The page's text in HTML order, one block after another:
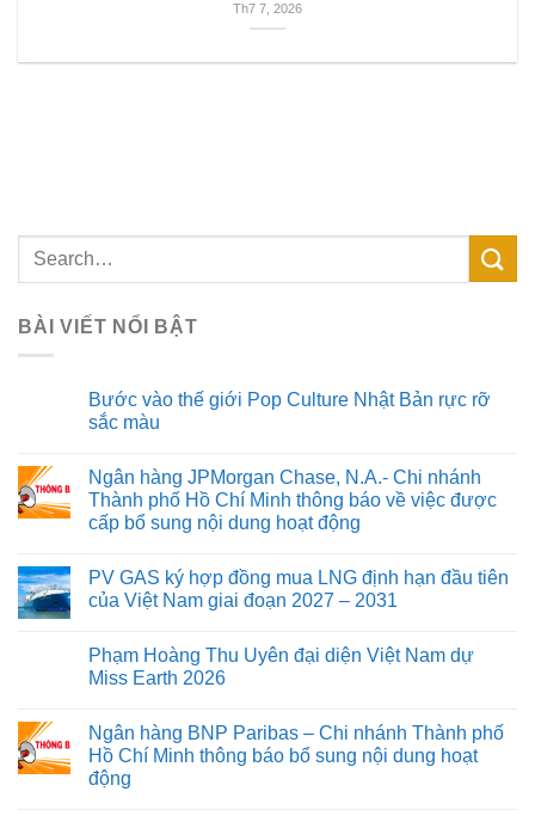
Th7 7, 2026
BÀI VIẾT NỔI BẬT
Bước vào thế giới Pop Culture Nhật Bản rực rỡ
sắc màu
Ngân hàng JPMorgan Chase, N.A.- Chi nhánh
Thành phố Hồ Chí Minh thông báo về việc được
cấp bổ sung nội dung hoạt động
PV GAS ký hợp đồng mua LNG định hạn đầu tiên
của Việt Nam giai đoạn 2027 – 2031
Phạm Hoàng Thu Uyên đại diện Việt Nam dự
Miss Earth 2026
Ngân hàng BNP Paribas – Chi nhánh Thành phố
Hồ Chí Minh thông báo bổ sung nội dung hoạt
động